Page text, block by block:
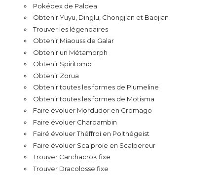
Pokédex de Paldea
Obtenir Yuyu, Dinglu, Chongjian et Baojian
Trouver les légendaires
Obtenir Miaouss de Galar
Obtenir un Métamorph
Obtenir Spiritomb
Obtenir Zorua
Obtenir toutes les formes de Plumeline
Obtenir toutes les formes de Motisma
Faire évoluer Mordudor en Gromago
Faire évoluer Charbambin
Fairé évoluer Théffroi en Polthégeist
Faire évoluer Scalproie en Scalpereur
Trouver Carchacrok fixe
Trouver Dracolosse fixe